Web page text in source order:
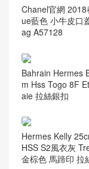
隨機推薦
irkin 25cm Lizard
花粉 PHW
ue藍色 小牛皮口
ag A57128